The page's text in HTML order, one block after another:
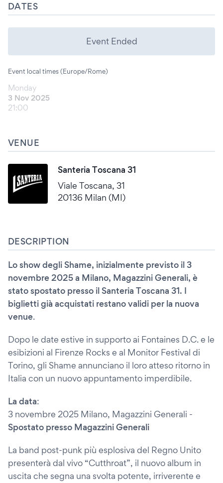
DATES
Event Ended
Event local times (Europe/Rome)
Monday
3 Nov 2025
21:00
VENUE
Santeria Toscana 31
Viale Toscana, 31
20136 Milan (MI)
DESCRIPTION
Lo show degli Shame, inizialmente previsto il 3
novembre 2025 a Milano, Magazzini Generali, è
stato spostato presso il Santeria Toscana 31. I
biglietti già acquistati restano validi per la nuova
venue.
Dopo le date estive in supporto ai Fontaines D.C. e le
esibizioni al Firenze Rocks e al Monitor Festival di
Torino, gli Shame annunciano il loro atteso ritorno in
Italia con un nuovo appuntamento imperdibile.
La data:
3 novembre 2025 Milano, Magazzini Generali -
Spostato presso Magazzini Generali
La band post-punk più esplosiva del Regno Unito
presenterà dal vivo “Cutthroat”, il nuovo album in
uscita che segna una svolta potente, irriverente e